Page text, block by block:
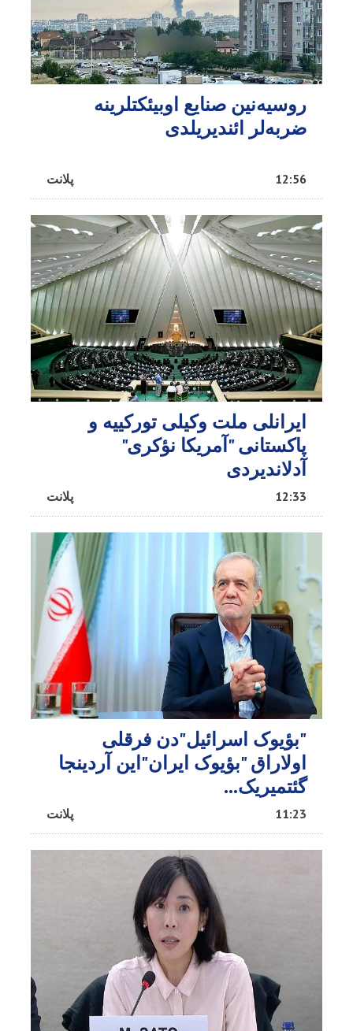
روسیه‌نین صنایع اوبیئکتلرینه
ضربه‌لر ائندیریلدی
پلانت 12:56
ایرانلی ملت وکیلی تورکییه و
پاکستانی "آمریکا نؤکری"
آدلاندیردی
پلانت 12:33
"بؤیوک اسرائیل"دن فرقلی
اولاراق "بؤیوک ایران"این آردینجا
گئتمیریک...
پلانت 11:23